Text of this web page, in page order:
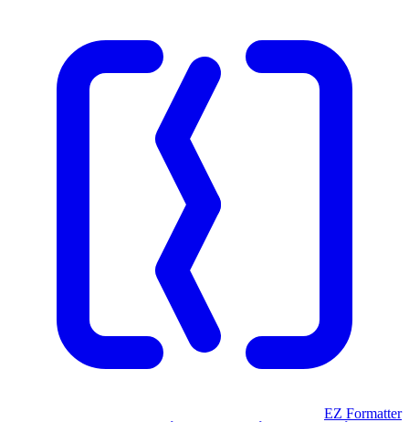
EZ Formatter